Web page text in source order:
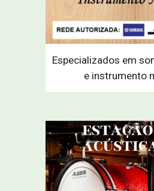
Especializados em
e instrumento